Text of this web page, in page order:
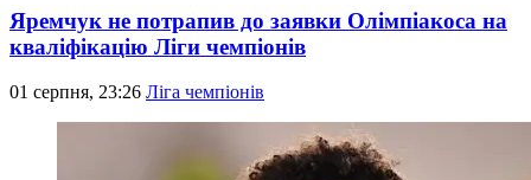
Яремчук не потрапив до заявки Олімпіакоса на
кваліфікацію Ліги чемпіонів
01 серпня, 23:26 Ліга чемпіонів